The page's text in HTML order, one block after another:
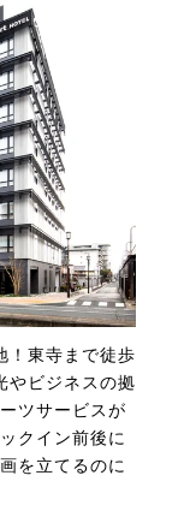
！東寺まで徒歩
やビジネスの拠
ツサービスが
クイン前後に
を立てるのに